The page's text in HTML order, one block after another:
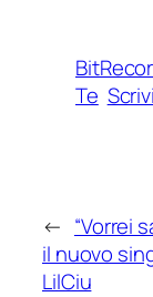
Te
← “Vorrei
il nuovo
LilCiu